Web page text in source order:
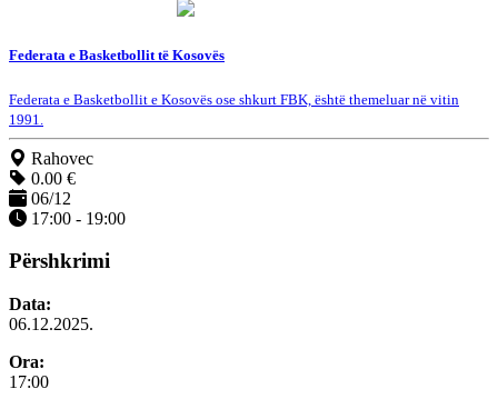
Federata e Basketbollit të Kosovës
Federata e Basketbollit e Kosovës ose shkurt FBK, është themeluar në vitin
1991.
Rahovec
0.00 €
06/12
17:00 - 19:00
Përshkrimi
Data:
06.12.2025.
Ora:
17:00